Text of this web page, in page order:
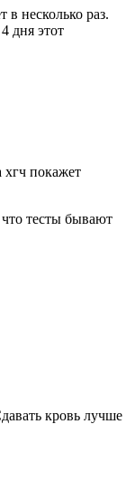
в несколько раз.
дня этот
хгч покажет
тесты бывают
кровь лучше